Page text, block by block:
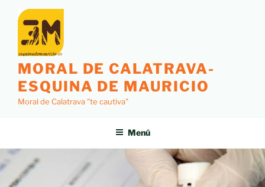
MORAL DE CALATRAVA-
ESQUINA DE MAURICIO
Moral de Calatrava "te cautiva"
Menú